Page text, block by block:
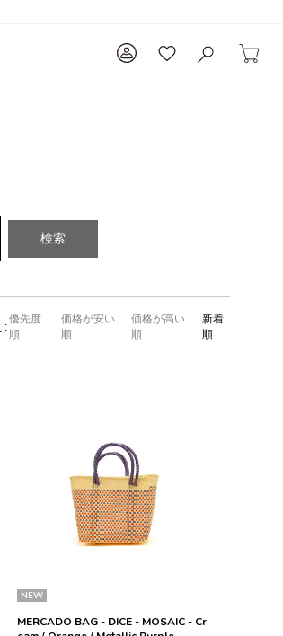
検索
優先度
順
価格が安い
順
価格が高い
順
新着
順
NEW
MERCADO BAG - DICE - MOSAIC - Cr